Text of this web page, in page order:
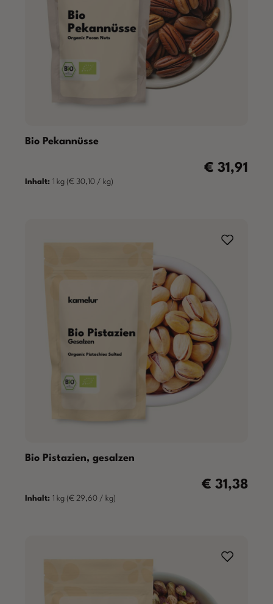
Bio Pekannüsse
Regulärer
€ 31,91
Inhalt: 1 kg (€ 30,10 / kg)
Bio Pistazien, gesalzen
Regulärer
€ 31,38
Inhalt: 1 kg (€ 29,60 / kg)